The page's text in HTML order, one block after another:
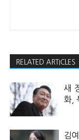
RELATED ARTICLES
새
화,
김